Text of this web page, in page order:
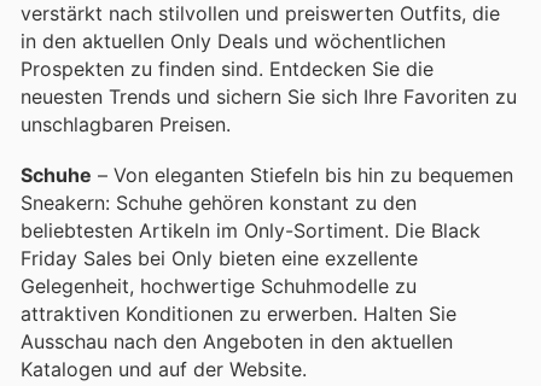
verstärkt nach stilvollen und preiswerten Outfits, die
in den aktuellen Only Deals und wöchentlichen
Prospekten zu finden sind. Entdecken Sie die
neuesten Trends und sichern Sie sich Ihre Favoriten zu
unschlagbaren Preisen.
Schuhe – Von eleganten Stiefeln bis hin zu bequemen
Sneakern: Schuhe gehören konstant zu den
beliebtesten Artikeln im Only-Sortiment. Die Black
Friday Sales bei Only bieten eine exzellente
Gelegenheit, hochwertige Schuhmodelle zu
attraktiven Konditionen zu erwerben. Halten Sie
Ausschau nach den Angeboten in den aktuellen
Katalogen und auf der Website.